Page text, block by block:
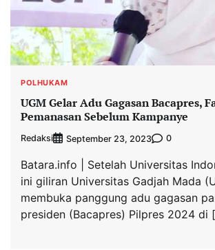
POLHUKAM
UGM Gelar Adu Gagasan Bacapres,
Pemanasan Sebelum Kampanye
Redaksi September 23, 2023 0
Batara.info | Setelah Universitas
ini giliran Universitas Gadjah Mada
membuka panggung adu gagasan
presiden (Bacapres) Pilpres 2024 di